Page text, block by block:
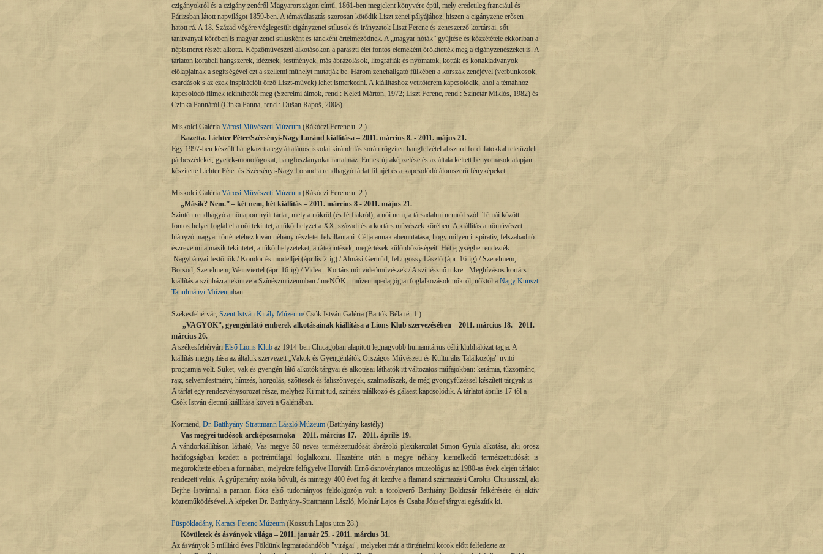
czigányokról és a czigány zenéről Magyarországon című, 1861-ben megjelent könyvére épül, mely eredetileg franciául és
Párizsban látott napvilágot 1859-ben. A témaválasztás szorosan kötődik Liszt zenei pályájához, hiszen a cigányzene erősen
hatott rá. A 18. Század végére véglegesült cigányzenei stílusok és irányzatok Liszt Ferenc és zeneszerző kortársai, sőt
tanítványai körében is magyar zenei stílusként és táncként értelmeződnek. A „magyar nóták” gyűjtése és közzététele ekkoriban a
népismeret részét alkotta. Képzőművészeti alkotásokon a paraszti élet fontos elemeként örökítették meg a cigányzenészeket is. A
tárlaton korabeli hangszerek, idézetek, festmények, más ábrázolások, litográfiák és nyomatok, kották és kottakiadványok
előlapjainak a segítségével ezt a szellemi műhelyt mutatják be. Három zenehallgató fülkében a korszak zenéjével (verbunkosok,
csárdások s az ezek inspirációit őrző Liszt-művek) lehet ismerkedni. A kiállításhoz vetítőterem kapcsolódik, ahol a témáhhoz
kapcsolódó filmek tekinthetők meg (Szerelmi álmok, rend.: Keleti Márton, 1972; Liszt Ferenc, rend.: Szinetár Miklós, 1982) és
Czinka Pannáról (Cinka Panna, rend.: Dušan Rapoš, 2008).
Miskolci Galéria Városi Művészeti Múzeum (Rákóczi Ferenc u. 2.)
Kazetta. Lichter Péter/Szécsényi-Nagy Loránd kiállítása – 2011. március 8. - 2011. május 21.
Egy 1997-ben készült hangkazetta egy általános iskolai kirándulás során rögzített hangfelvétel abszurd fordulatokkal teletűzdelt
párbeszédeket, gyerek-monológokat, hangfoszlányokat tartalmaz. Ennek újraképzelése és az általa keltett benyomások alapján
készítette Lichter Péter és Szécsényi-Nagy Loránd a rendhagyó tárlat filmjét és a kapcsolódó álomszerű fényképeket.
Miskolci Galéria Városi Művészeti Múzeum (Rákóczi Ferenc u. 2.)
„Másik? Nem.” – két nem, hét kiállítás – 2011. március 8 - 2011. május 21.
Szintén rendhagyó a nőnapon nyílt tárlat, mely a nőkről (és férfiakról), a női nem, a társadalmi nemről szól. Témái között
fontos helyet foglal el a női tekintet, a tükörhelyzet a XX. századi és a kortárs művészek körében. A kiállítás a nőművészet
hiányzó magyar történetéhez kíván néhány részletet felvillantani. Célja annak abemutatása, hogy milyen inspiratív, felszabadító
észrevenni a másik tekintetet, a tükörhelyzeteket, a rátekintések, megértések különbözőségeit. Hét egységbe rendezték:
Nagybányai festőnők / Kondor és modelljei (április 2-ig) / Almási Gertrúd, feLugossy László (ápr. 16-ig) / Szerelmem,
Borsod, Szerelmem, Weinviertel (ápr. 16-ig) / Videa - Kortárs női videóművészek / A színésznő tükre - Meghívásos kortárs
kiállítás a színházra tekintve a Színészmúzeumban / meNŐK - múzeumpedagógiai foglalkozások nőkről, nőktől a Nagy Kunszt
Tanulmányi Múzeumban.
Székesfehérvár, Szent István Király Múzeum/ Csók István Galéria (Bartók Béla tér 1.)
„VAGYOK”, gyengénlátó emberek alkotásainak kiállítása a Lions Klub szervezésében – 2011. március 18. - 2011.
március 26.
A székesfehérvári Első Lions Klub az 1914-ben Chicagoban alapított legnagyobb humanitárius célú klubhálózat tagja. A
kiállítás megnyitása az általuk szervezett „Vakok és Gyengénlátók Országos Művészeti és Kulturális Találkozója" nyitó
programja volt. Süket, vak és gyengén-látó alkotók tárgyai és alkotásai láthatók itt változatos műfajokban: kerámia, tűzzománc,
rajz, selyemfestmény, hímzés, horgolás, szőttesek és faliszőnyegek, szalmadíszek, de még gyöngyfűzéssel készített tárgyak is.
A tárlat egy rendezvénysorozat része, melyhez Ki mit tud, színész találkozó és gálaest kapcsolódik. A tárlatot április 17-től a
Csók István életmű kiállítása követi a Galériában.
Körmend, Dr. Batthyány-Strattmann László Múzeum (Batthyány kastély)
Vas megyei tudósok arcképcsarnoka – 2011. március 17. - 2011. április 19.
A vándorkiállításon látható, Vas megye 50 neves természettudósát ábrázoló plexikarcolat Simon Gyula alkotása, aki orosz
hadifogságban kezdett a portréműfajjal foglalkozni. Hazatérte után a megye néhány kiemelkedő természettudósát is
megörökítette ebben a formában, melyekre felfigyelve Horváth Ernő ősnövénytanos muzeológus az 1980-as évek elején tárlatot
rendezett velük. A gyűjtemény azóta bővült, és mintegy 400 évet fog át: kezdve a flamand származású Carolus Clusiusszal, aki
Bejthe Istvánnal a pannon flóra első tudományos feldolgozója volt a törökverő Batthiány Boldizsár felkérésére és aktív
közreműködésével. A képeket Dr. Batthyány-Strattmann László, Molnár Lajos és Csaba József tárgyai egészítik ki.
Püspökladány, Karacs Ferenc Múzeum (Kossuth Lajos utca 28.)
Kövületek és ásványok világa – 2011. január 25. - 2011. március 31.
Az ásványok 5 milliárd éves Földünk legmaradandóbb "virágai", melyeket már a történelmi korok előtt felfedezte az